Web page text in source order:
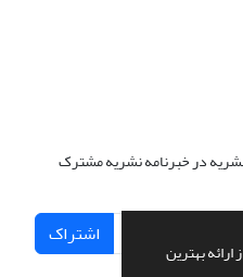
بهترین
نشریه در خبرنامه نشریه مشترک
اشتراک